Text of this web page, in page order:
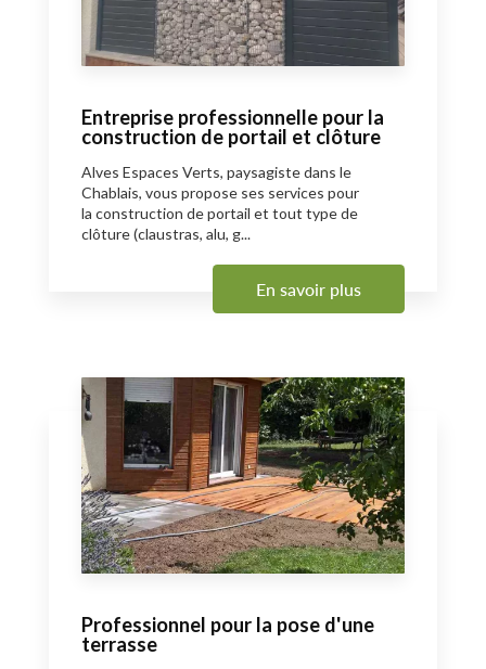
Entreprise professionnelle pour la
construction de portail et clôture
Alves Espaces Verts, paysagiste dans le
Chablais, vous propose ses services pour
la construction de portail et tout type de
clôture (claustras, alu, g...
En savoir plus
Professionnel pour la pose d'une
terrasse